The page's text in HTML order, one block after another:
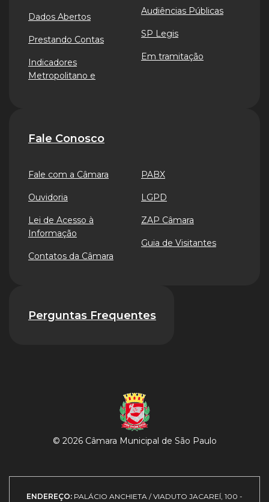
Dados Abertos
Prestando Contas
Indicadores
Metropolitano e
Audiências Públicas
SP Legis
Em tramitação
Fale Conosco
Fale com a Câmara
Ouvidoria
Lei de Acesso à
Informação
Contatos da Câmara
PABX
LGPD
ZAP Câmara
Guia de Visitantes
Perguntas Frequentes
© 2026 Câmara Municipal de São Paulo
ENDEREÇO: PALÁCIO ANCHIETA / VIADUTO JACAREÍ, 100 -